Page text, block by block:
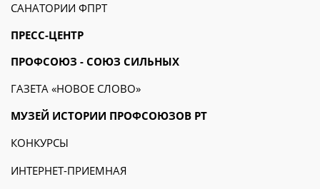
САНАТОРИИ ФПРТ
ПРЕСС-ЦЕНТР
ПРОФСОЮЗ - СОЮЗ СИЛЬНЫХ
ГАЗЕТА «НОВОЕ СЛОВО»
МУЗЕЙ ИСТОРИИ ПРОФСОЮЗОВ РТ
КОНКУРСЫ
ИНТЕРНЕТ-ПРИЕМНАЯ